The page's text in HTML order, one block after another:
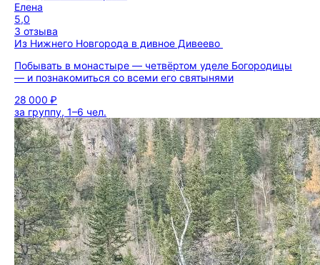
Елена
5,0
3 отзыва
Из Нижнего Новгорода в дивное Дивеево
Побывать в монастыре — четвёртом уделе Богородицы
— и познакомиться со всеми его святынями
28 000 ₽
за группу, 1–6 чел.